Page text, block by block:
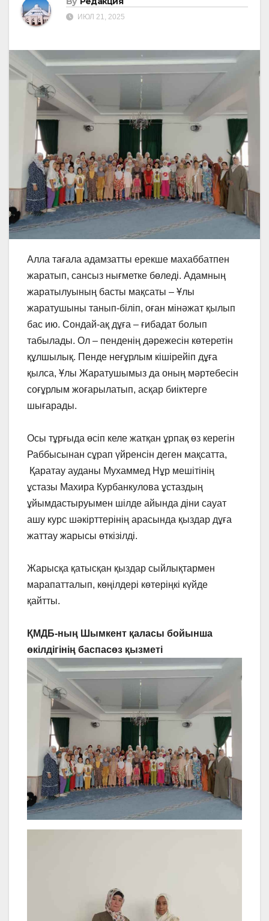
ИЮЛ 21, 2025
Алла тағала адамзатты ерекше махаббатпен
жаратып, сансыз нығметке бөледі. Адамның
жаратылуының басты мақсаты – Ұлы
жаратушыны танып-біліп, оған мінәжат қылып
бас ию. Сондай-ақ дұға – ғибадат болып
табылады. Ол – пенденің дәрежесін көтеретін
құлшылық. Пенде неғұрлым кішірейіп дұға
қылса, Ұлы Жаратушымыз да оның мәртебесін
соғұрлым жоғарылатып, асқар биіктерге
шығарады.
Осы тұрғыда өсіп келе жатқан ұрпақ өз керегін
Раббысынан сұрап үйренсін деген мақсатта,
Қаратау ауданы Мухаммед Нұр мешітінің
ұстазы Махира Курбанкулова ұстаздың
ұйымдастыруымен шілде айында діни сауат
ашу курс шәкірттерінің арасында қыздар дұға
жаттау жарысы өткізілді.
Жарысқа қатысқан қыздар сыйлықтармен
марапатталып, көңілдері көтеріңкі күйде
қайтты.
ҚМДБ-ның Шымкент қаласы бойынша
өкілдігінің баспасөз қызметі